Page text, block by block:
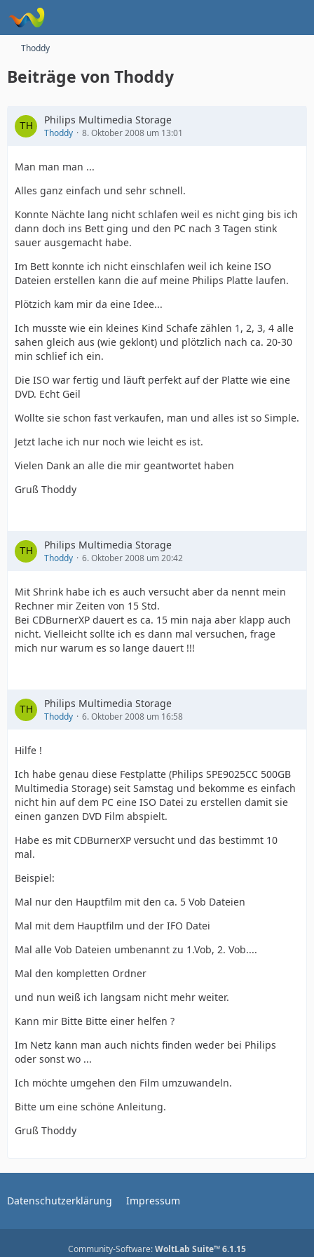
Thoddy
Beiträge von Thoddy
Philips Multimedia Storage
Thoddy 8. Oktober 2008 um 13:01
Man man man ...
Alles ganz einfach und sehr schnell.
Konnte Nächte lang nicht schlafen weil es nicht ging bis ich
dann doch ins Bett ging und den PC nach 3 Tagen stink
sauer ausgemacht habe.
Im Bett konnte ich nicht einschlafen weil ich keine ISO
Dateien erstellen kann die auf meine Philips Platte laufen.
Plötzich kam mir da eine Idee...
Ich musste wie ein kleines Kind Schafe zählen 1, 2, 3, 4 alle
sahen gleich aus (wie geklont) und plötzlich nach ca. 20-30
min schlief ich ein.
Die ISO war fertig und läuft perfekt auf der Platte wie eine
DVD. Echt Geil
Wollte sie schon fast verkaufen, man und alles ist so Simple.
Jetzt lache ich nur noch wie leicht es ist.
Vielen Dank an alle die mir geantwortet haben
Gruß Thoddy
Philips Multimedia Storage
Thoddy 6. Oktober 2008 um 20:42
Mit Shrink habe ich es auch versucht aber da nennt mein
Rechner mir Zeiten von 15 Std.
Bei CDBurnerXP dauert es ca. 15 min naja aber klapp auch
nicht. Vielleicht sollte ich es dann mal versuchen, frage
mich nur warum es so lange dauert !!!
Philips Multimedia Storage
Thoddy 6. Oktober 2008 um 16:58
Hilfe !
Ich habe genau diese Festplatte (Philips SPE9025CC 500GB
Multimedia Storage) seit Samstag und bekomme es einfach
nicht hin auf dem PC eine ISO Datei zu erstellen damit sie
einen ganzen DVD Film abspielt.
Habe es mit CDBurnerXP versucht und das bestimmt 10
mal.
Beispiel:
Mal nur den Hauptfilm mit den ca. 5 Vob Dateien
Mal mit dem Hauptfilm und der IFO Datei
Mal alle Vob Dateien umbenannt zu 1.Vob, 2. Vob....
Mal den kompletten Ordner
und nun weiß ich langsam nicht mehr weiter.
Kann mir Bitte Bitte einer helfen ?
Im Netz kann man auch nichts finden weder bei Philips
oder sonst wo ...
Ich möchte umgehen den Film umzuwandeln.
Bitte um eine schöne Anleitung.
Gruß Thoddy
Datenschutzerklärung Impressum
Community-Software:WoltLab Suite™ 6.1.15